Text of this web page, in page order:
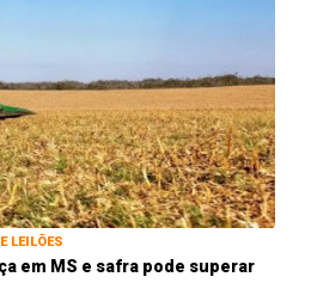
LEILÕES
em MS e safra pode superar